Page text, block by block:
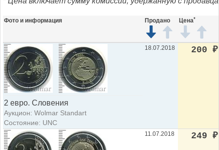
Фото и информация Продано Цена*
2 евро. Словения
Аукцион: Wolmar Standart
Состояние: UNC
18.07.2018 200 ₽
11.07.2018 249 ₽